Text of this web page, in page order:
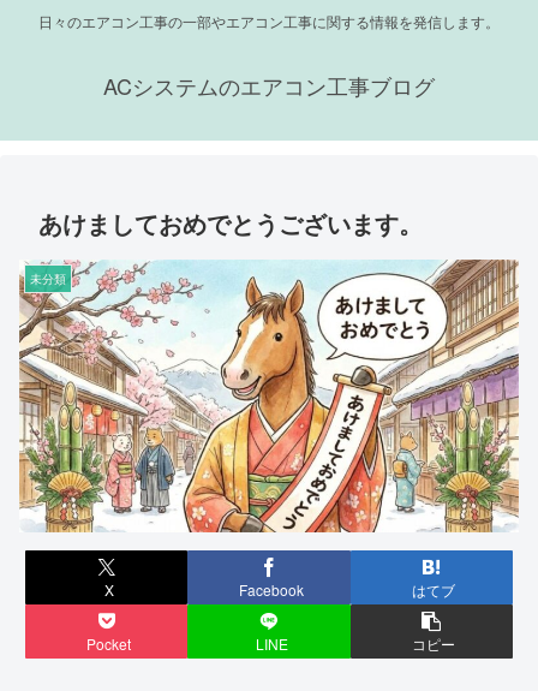
日々のエアコン工事の一部やエアコン工事に関する情報を発信します。
ACシステムのエアコン工事ブログ
あけましておめでとうございます。
未分類
X Facebook はてブ
Pocket LINE コピー